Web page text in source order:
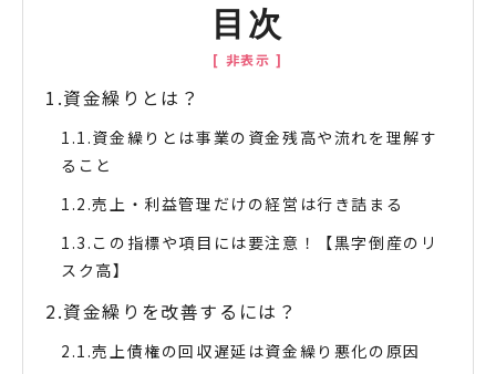
目次
資金繰りとは？
資金繰りとは事業の資金残高や流れを理解す
ること
売上・利益管理だけの経営は行き詰まる
この指標や項目には要注意！【黒字倒産のリ
スク高】
資金繰りを改善するには？
売上債権の回収遅延は資金繰り悪化の原因